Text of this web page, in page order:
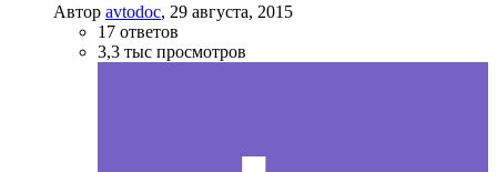
Автор avtodoc, 29 августа, 2015
17 ответов
3,3 тыс просмотров